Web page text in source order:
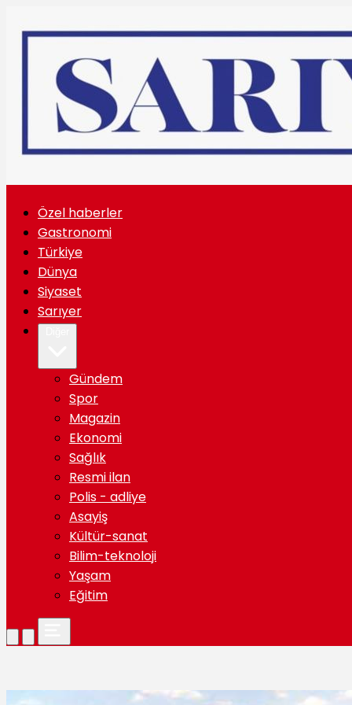
Özel haberler
Gastronomi
Türkiye
Dünya
Siyaset
Sarıyer
Gündem
Spor
Magazin
Ekonomi
Sağlık
Resmi ilan
Polis - adliye
Asayiş
Kültür-sanat
Bilim-teknoloji
Yaşam
Eğitim